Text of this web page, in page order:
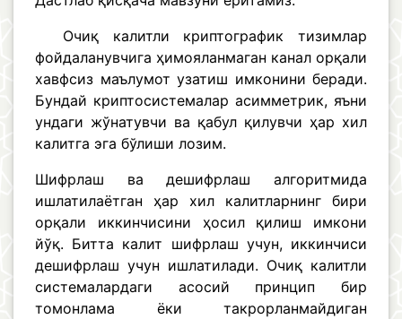
Очиқ калитли криптографик тизимлар
фойдаланувчига ҳимояланмаган канал орқали
хавфсиз маълумот узатиш имконини беради.
Бундай криптосистемалар асимметрик, яъни
ундаги жўнатувчи ва қабул қилувчи ҳар хил
калитга эга бўлиши лозим.
Шифрлаш ва дешифрлаш алгоритмида
ишлатилаётган ҳар хил калитларнинг бири
орқали иккинчисини ҳосил қилиш имкони
йўқ. Битта калит шифрлаш учун, иккинчиси
дешифрлаш учун ишлатилади. Очиқ калитли
системалардаги асосий принцип бир
томонлама ёки такрорланмайдиган